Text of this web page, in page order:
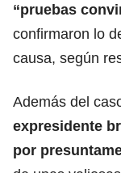
“pruebas
confirmaron lo
causa, según
Además del
expresidente
por